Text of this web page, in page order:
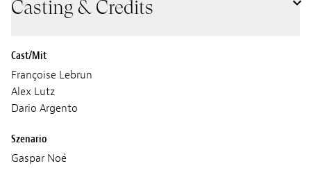
Casting & Credits
Cast/Mit
Françoise Lebrun
Alex Lutz
Dario Argento
Szenario
Gaspar Noé